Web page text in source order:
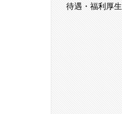
待遇・福利厚生